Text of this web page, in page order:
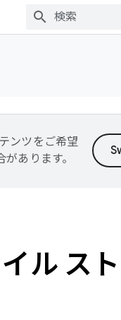
ンツをご希望
あります。
ル ス